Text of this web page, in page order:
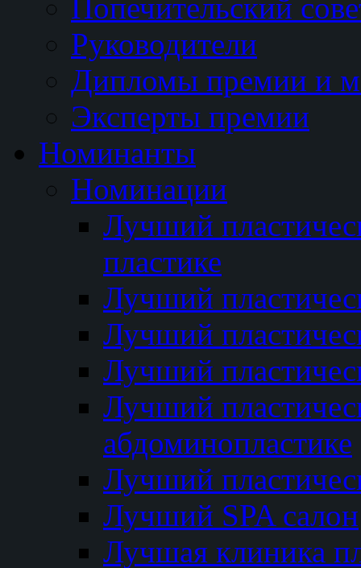
Попечительский
Руководители
Дипломы премии и
Эксперты премии
Номинанты
Номинации
Лучший
пластике
Лучший
Лучший
Лучший
Лучший
абдоминопластике
Лучший
Лучший SPA салон
Лучшая клиника